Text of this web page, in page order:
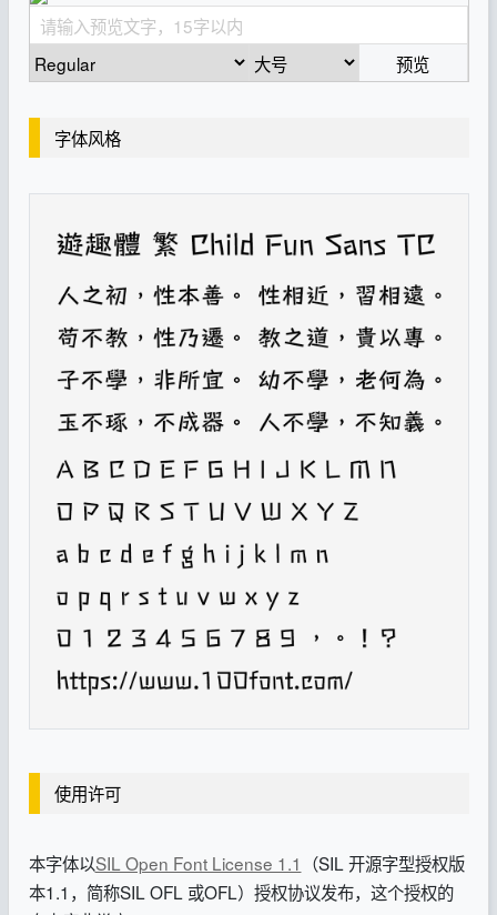
预览
字体风格
使用许可
本字体以SIL Open Font License 1.1 （SIL 开源字型授权版
本1.1，简称SIL OFL 或OFL）授权协议发布，这个授权的